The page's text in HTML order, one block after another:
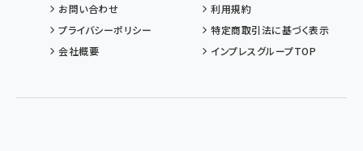
お問い合わせ
利用規約
プライバシーポリシー
特定商取引法に基づく表示
会社概要
インプレスグループTOP